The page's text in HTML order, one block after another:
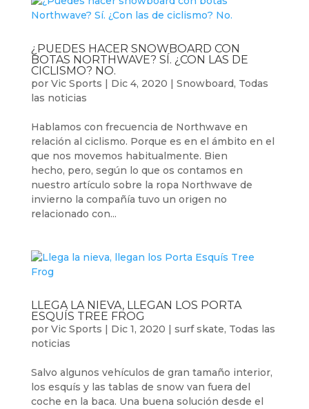
¿PUEDES HACER SNOWBOARD CON
BOTAS NORTHWAVE? SÍ. ¿CON LAS DE
CICLISMO? NO.
por Vic Sports | Dic 4, 2020 | Snowboard, Todas
las noticias
Hablamos con frecuencia de Northwave en
relación al ciclismo. Porque es en el ámbito en el
que nos movemos habitualmente. Bien
hecho, pero, según lo que os contamos en
nuestro artículo sobre la ropa Northwave de
invierno la compañía tuvo un origen no
relacionado con...
LLEGA LA NIEVA, LLEGAN LOS PORTA
ESQUÍS TREE FROG
por Vic Sports | Dic 1, 2020 | surf skate, Todas las
noticias
Salvo algunos vehículos de gran tamaño interior,
los esquís y las tablas de snow van fuera del
coche en la baca. Una buena solución desde el